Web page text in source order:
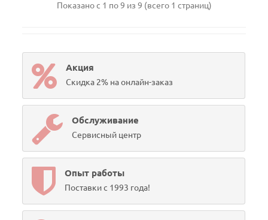
Показано с 1 по 9 из 9 (всего 1 страниц)
Акция
Скидка 2% на онлайн-заказ
Обслуживание
Сервисный центр
Опыт работы
Поставки с 1993 года!